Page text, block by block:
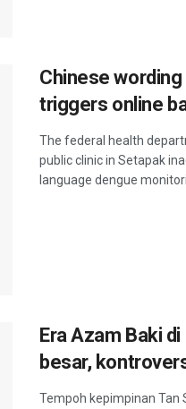
Chinese
triggers online
The federal health
public clinic in Setapak
language dengue
Era Azam Baki
besar,
Tempoh kepimpinan Tan